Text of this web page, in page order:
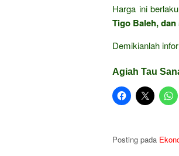
Harga ini
Tigo Baleh,
Demikianlah
Agiah Tau
Posting pada